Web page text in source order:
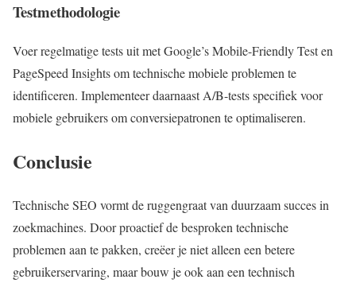
Testmethodologie
Voer regelmatige tests uit met Google’s Mobile-Friendly Test en
PageSpeed Insights om technische mobiele problemen te
identificeren. Implementeer daarnaast A/B-tests specifiek voor
mobiele gebruikers om conversiepatronen te optimaliseren.
Conclusie
Technische SEO vormt de ruggengraat van duurzaam succes in
zoekmachines. Door proactief de besproken technische
problemen aan te pakken, creëer je niet alleen een betere
gebruikerservaring, maar bouw je ook aan een technisch